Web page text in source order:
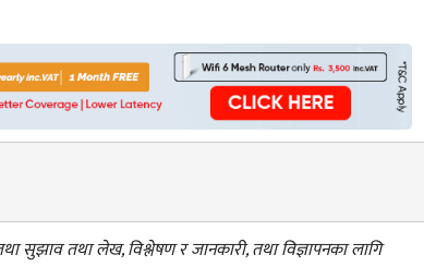
सुझाव तथा लेख, विश्लेषण र जानकारी, तथा विज्ञापनका लागि